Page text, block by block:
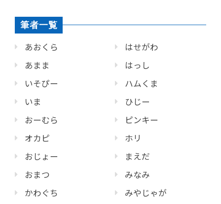
筆者一覧
あおくら
あまま
いそぴー
いま
おーむら
オカピ
おじょー
おまつ
かわぐち
はせがわ
はっし
ハムくま
ひじー
ピンキー
ホリ
まえだ
みなみ
みやじゃが